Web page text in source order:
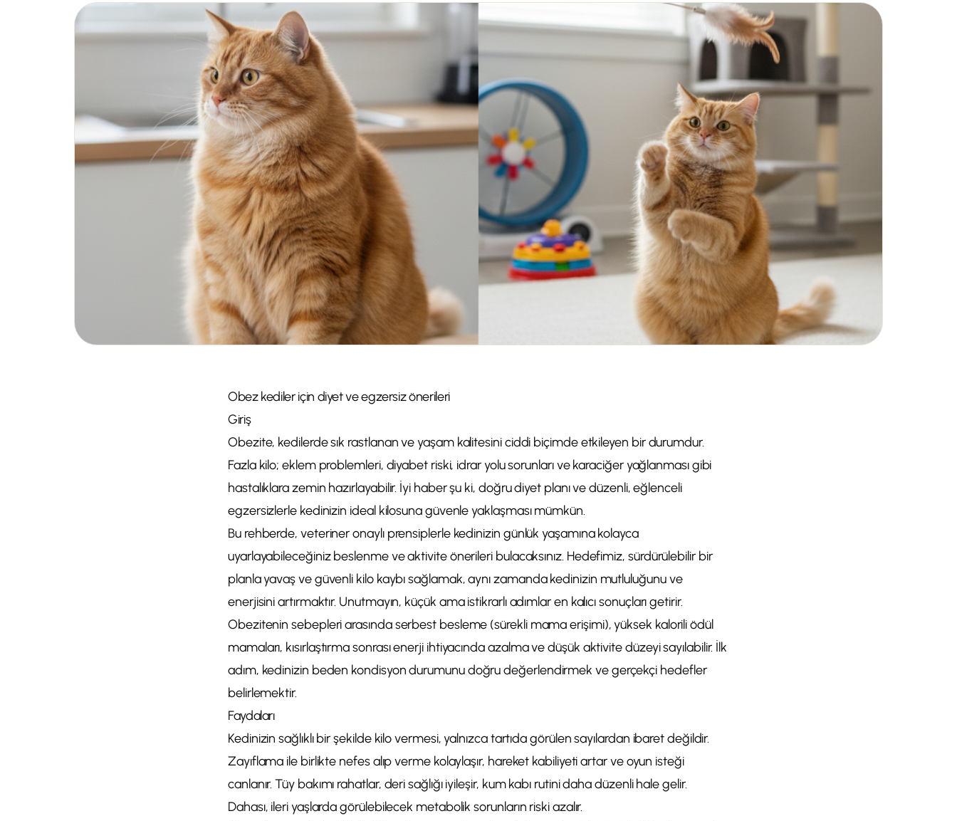
Obez kediler için diyet ve egzersiz önerileri
Giriş
Obezite, kedilerde sık rastlanan ve yaşam kalitesini ciddi biçimde etkileyen bir durumdur.
Fazla kilo; eklem problemleri, diyabet riski, idrar yolu sorunları ve karaciğer yağlanması gibi
hastalıklara zemin hazırlayabilir. İyi haber şu ki, doğru diyet planı ve düzenli, eğlenceli
egzersizlerle kedinizin ideal kilosuna güvenle yaklaşması mümkün.
Bu rehberde, veteriner onaylı prensiplerle kedinizin günlük yaşamına kolayca
uyarlayabileceğiniz beslenme ve aktivite önerileri bulacaksınız. Hedefimiz, sürdürülebilir bir
planla yavaş ve güvenli kilo kaybı sağlamak, aynı zamanda kedinizin mutluluğunu ve
enerjisini artırmaktır. Unutmayın, küçük ama istikrarlı adımlar en kalıcı sonuçları getirir.
Obezitenin sebepleri arasında serbest besleme (sürekli mama erişimi), yüksek kalorili ödül
mamaları, kısırlaştırma sonrası enerji ihtiyacında azalma ve düşük aktivite düzeyi sayılabilir. İlk
adım, kedinizin beden kondisyon durumunu doğru değerlendirmek ve gerçekçi hedefler
belirlemektir.
Faydaları
Kedinizin sağlıklı bir şekilde kilo vermesi, yalnızca tartıda görülen sayılardan ibaret değildir.
Zayıflama ile birlikte nefes alıp verme kolaylaşır, hareket kabiliyeti artar ve oyun isteği
canlanır. Tüy bakımı rahatlar, deri sağlığı iyileşir, kum kabı rutini daha düzenli hale gelir.
Dahası, ileri yaşlarda görülebilecek metabolik sorunların riski azalır.